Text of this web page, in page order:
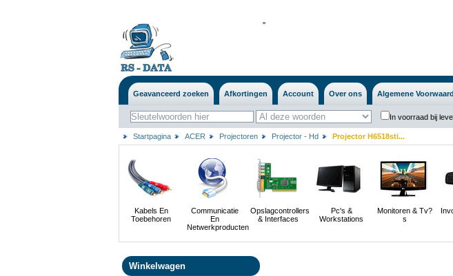
''
Geavanceerd zoeken Afkortingen Account Over ons Algemene
In voorraad bij
Startpagina ACER Projectoren Projector - Hd Projector H6518sti...
Kabels En
Toebehoren
Communicatie
En
Netwerkproducten
Opslagcontrollers
& Interfaces
Pc's &
Workstations
Monitoren & Tv?
s
Winkelwagen